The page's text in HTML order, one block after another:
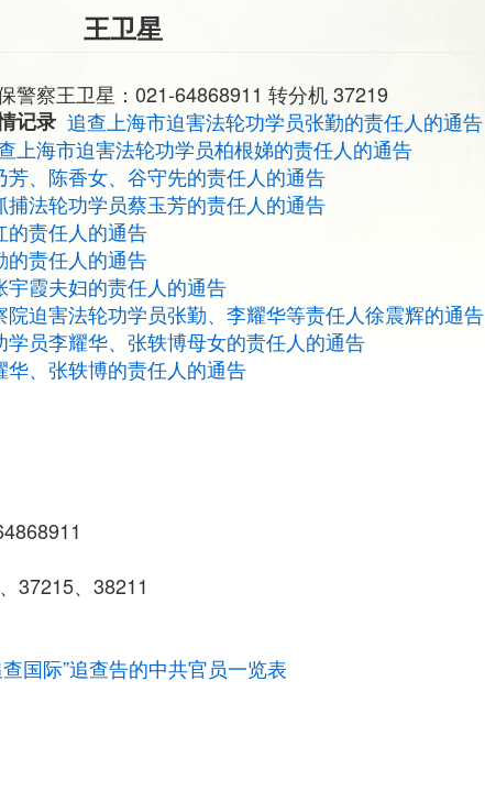
王卫星
警察王卫星：021-64868911 转分机 37219
记录 追查上海市迫害法轮功学员张勤的责任人的通告
上海市迫害法轮功学员柏根娣的责任人的通告
、陈香女、谷守先的责任人的通告
法轮功学员蔡玉芳的责任人的通告
的责任人的通告
的责任人的通告
霞夫妇的责任人的通告
迫害法轮功学员张勤、李耀华等责任人徐震辉的通告
员李耀华、张轶博母女的责任人的通告
、张轶博的责任人的通告
37215、38211
国际”追查告的中共官员一览表